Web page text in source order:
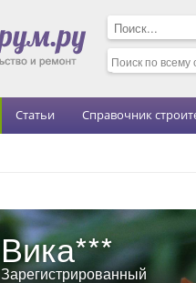
Статьи Справочник
Вика***
Зарегистрированный